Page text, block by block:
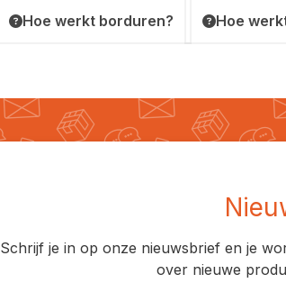
Hoe werkt borduren? Hoe
Schrijf je in op onze nieuwsbrief en je
over nieuwe